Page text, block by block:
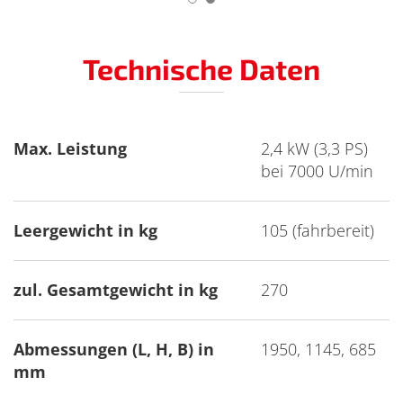
Technische Daten
Max. Leistung
2,4 kW (3,3 PS)
bei 7000 U/min
Leergewicht in kg 105 (fahrbereit)
zul. Gesamtgewicht in kg 270
Abmessungen (L, H, B) in
mm
1950, 1145, 685